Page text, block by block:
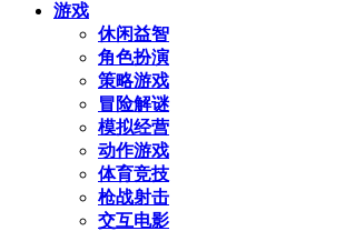
游戏
休闲益智
角色扮演
策略游戏
冒险解谜
模拟经营
动作游戏
体育竞技
枪战射击
交互电影